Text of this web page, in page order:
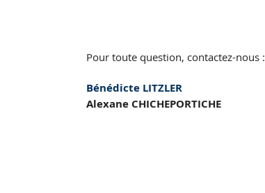
Pour toute question, contactez-nous :
Bénédicte LITZLER
Alexane CHICHEPORTICHE